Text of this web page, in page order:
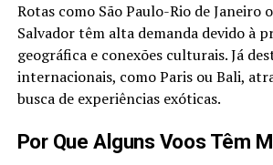
Rotas como São Paulo-Rio de Janeiro
Salvador têm alta demanda devido à
geográfica e conexões culturais. Já
internacionais, como Paris ou Bali,
busca de experiências exóticas.
Por Que Alguns Voos Têm